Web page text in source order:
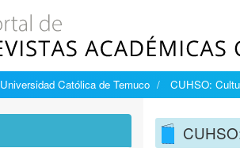
Universidad Católica de Temuco CUHSO: